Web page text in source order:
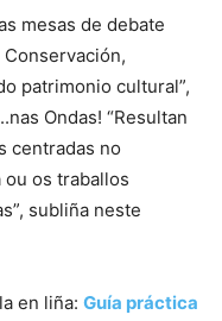
mesas de debate
patrimonio cultural”,
Ondas! “Resultan
centradas no
os traballos
subliña neste
en liña: Guía práctica